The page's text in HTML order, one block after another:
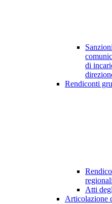
di
Rendiconti
Atti
Articolazione